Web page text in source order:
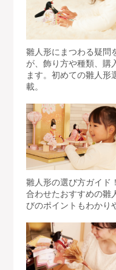
雛人形にまつわる疑問
が、飾り方や種類、購
ます。初めての雛人形
載。
雛人形の選び方ガイド
合わせたおすすめの雛
びのポイントもわかり